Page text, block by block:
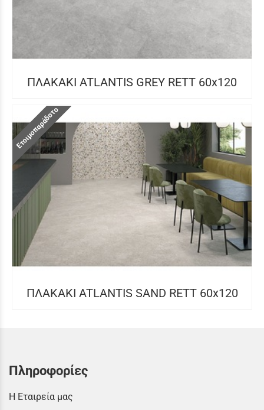
ΠΛΑΚΑΚΙ ATLANTIS GREY RETT 60x120
Ετοιμοπαράδοτο
ΠΛΑΚΑΚΙ ATLANTIS SAND RETT 60x120
Πληροφορίες
Η Εταιρεία μας